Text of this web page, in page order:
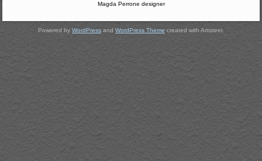
Magda Perrone designer
Powered by WordPress and WordPress Theme created with Artisteer.